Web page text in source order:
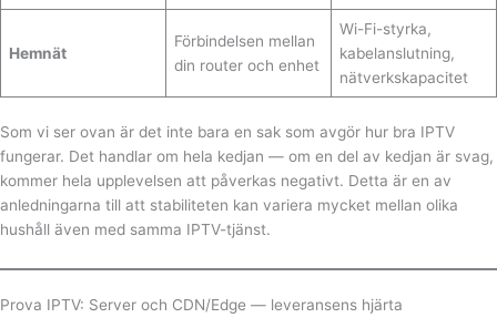
Hemnät
Förbindelsen mellan
din router och enhet
Wi-Fi-styrka,
kabelanslutning,
nätverkskapacitet
Som vi ser ovan är det inte bara en sak som avgör hur bra IPTV
fungerar. Det handlar om hela kedjan — om en del av kedjan är svag,
kommer hela upplevelsen att påverkas negativt. Detta är en av
anledningarna till att stabiliteten kan variera mycket mellan olika
hushåll även med samma IPTV-tjänst.
Prova IPTV: Server och CDN/Edge — leveransens hjärta